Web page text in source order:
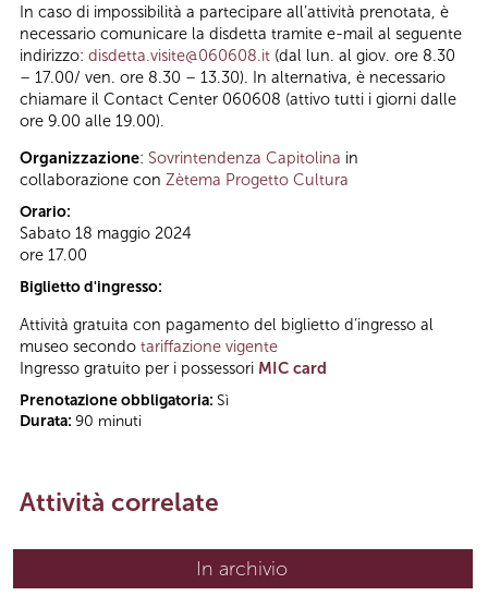
In caso di impossibilità a partecipare all’attività prenotata, è
necessario comunicare la disdetta tramite e-mail al seguente
indirizzo: disdetta.visite@060608.it (dal lun. al giov. ore 8.30
– 17.00/ ven. ore 8.30 – 13.30). In alternativa, è necessario
chiamare il Contact Center 060608 (attivo tutti i giorni dalle
ore 9.00 alle 19.00).
Organizzazione: Sovrintendenza Capitolina in
collaborazione con Zètema Progetto Cultura
Orario:
Sabato 18 maggio 2024
ore 17.00
Biglietto d'ingresso:
Attività gratuita con pagamento del biglietto d’ingresso al
museo secondo tariffazione vigente
Ingresso gratuito per i possessori MIC card
Prenotazione obbligatoria: Sì
Durata: 90 minuti
Attività correlate
In archivio